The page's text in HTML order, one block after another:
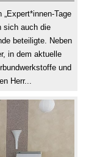
Tage
sich auch die
beteiligte. Neben
in dem aktuelle
und
Herr...